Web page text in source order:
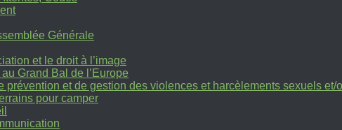
Générale
et le droit à l’image
Grand Bal de l’Europe
prévention et de gestion des violences et harcèlements sexuels et/
pour camper